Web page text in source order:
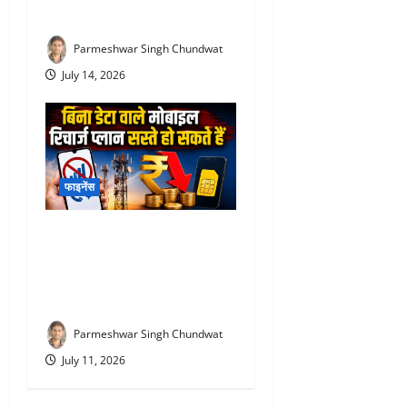
Parmeshwar Singh Chundwat
July 14, 2026
फाइनेंस
Parmeshwar Singh Chundwat
July 11, 2026